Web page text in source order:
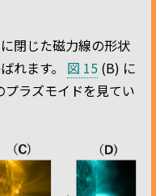
閉じた磁力線の形状
れます。 図 15 (B) に
ラズモイドを見てい